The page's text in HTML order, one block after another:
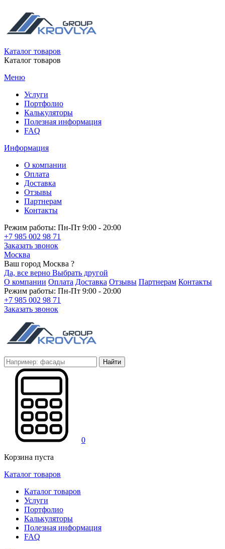
Каталог товаров
Каталог товаров
Меню
Услуги
Портфолио
Калькуляторы
Полезная информация
FAQ
Информация
О компании
Оплата
Доставка
Отзывы
Партнерам
Контакты
Режим работы: Пн-Пт 9:00 - 20:00
+7 985 002 98 71
Заказать звонок
Москва
Ваш город Москва ?
Да, все верно Выбрать другой
О компании Оплата Доставка Отзывы Партнерам Контакты
Режим работы: Пн-Пт 9:00 - 20:00
+7 985 002 98 71
Заказать звонок
Найти
0
Корзина пуста
Каталог товаров
Каталог товаров
Услуги
Портфолио
Калькуляторы
Полезная информация
FAQ